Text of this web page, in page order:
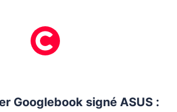
Googlebook signé ASUS :